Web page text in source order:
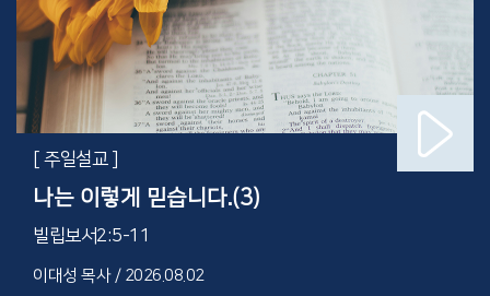
[ 주일설교 ]
나는 이렇게 믿습니다.(3)
빌립보서2:5-11
이대성 목사 / 2026.08.02